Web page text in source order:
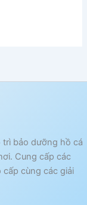
trì bảo dưỡng hồ cá
Cung cấp các
cùng các giải